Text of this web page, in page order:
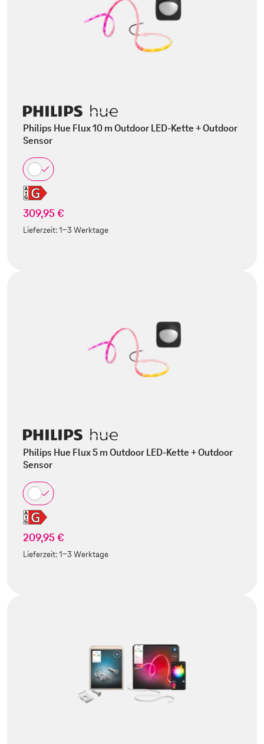
Philips Hue Flux 10 m Outdoor LED-Kette + Outdoor
Sensor
309,95 €
Lieferzeit:1-3 Werktage
Philips Hue Flux 5 m Outdoor LED-Kette + Outdoor
Sensor
209,95 €
Lieferzeit:1-3 Werktage